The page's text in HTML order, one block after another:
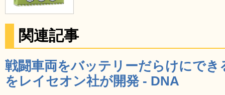
関連記事
戦闘車両をバッテリーだらけにでき
をレイセオン社が開発 - DNA